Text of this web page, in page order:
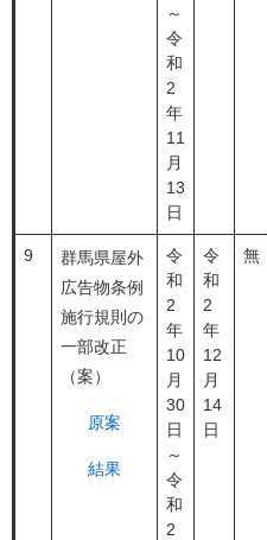
～
令
和
2
年
11
月
13
日
9
群馬県屋外
広告物条例
施行規則の
一部改正
（案）
原案
結果
令
和
2
年
10
月
30
日
～
令
和
2
令
和
2
年
12
月
14
日
無